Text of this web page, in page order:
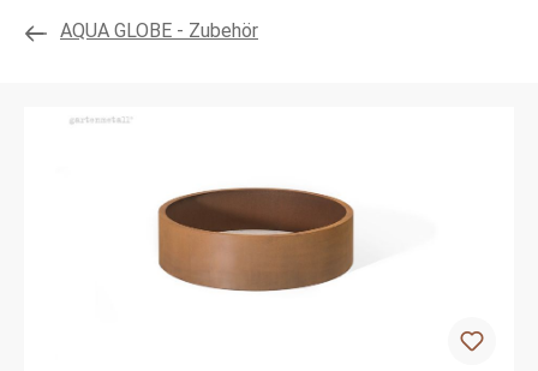
AQUA GLOBE - Zubehör